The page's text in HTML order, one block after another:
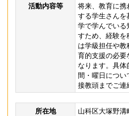
活動内容等
将来、教育に
する学生さん
学で学んでい
すため、経験
は学級担任や
育的支援の必要
なります。具
間・曜日につ
接教頭までご連
所在地 山科区大塚野溝